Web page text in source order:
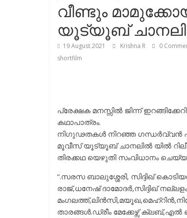
വീണ്ടും
യൂട്യൂബ്
19 August 2021 Krishna R 0
shortfilm
പ്രേക്ഷക മനസ്സിൽ ജിന്ന്
കഥാപാത്രം.
നിഗുഢതകൾ നിറഞ്ഞ ഗന്ധർവ്വൻ
മൂവീസ് യൂട്യൂബ് ചാനലിൽ യിൽ
തിരക്കഥ യെഴുതി സംവിധാനം
“.സരസ ബാലുശ്ശേരി, സിദ്ദിഖ്
രാജ്,ധനേഷ് ദാമോദർ,സിദ്ദിഖ്
താരങ്ങൾ.ഡ്രീം മേക്കേഴ്സ്